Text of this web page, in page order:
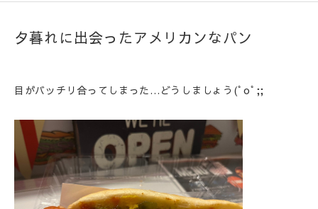
夕暮れに出会ったアメリカンなパン
目がバッチリ合ってしまった…どうしましょう(ﾟoﾟ;;